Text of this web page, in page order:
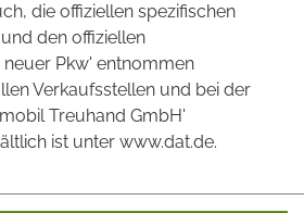
die offiziellen spezifischen
den offiziellen
Pkw' entnommen
Verkaufsstellen und bei der
Treuhand GmbH'
ist unter www.dat.de.